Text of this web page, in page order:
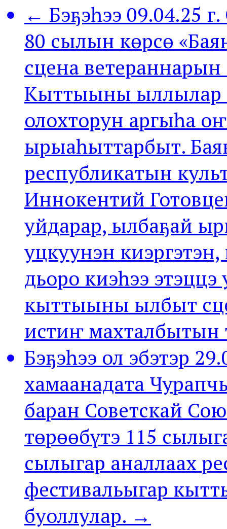
← Бэҕэһээ 09.04.25
80 сылын көрсө
сцена ветераннарын
Кыттыыны ыллылар
олохторун аргыһа
ырыаһыттарбыт.
республикатын
Иннокентий
уйдарар, ылбаҕай
уцкуунэн
дьоро киэһээ
кыттыыны ылбыт
истиҥ махталбытын
Бэҕэһээ ол эбэтэр
хамаанадата
баран Советскай
төрөөбүтэ 115
сылыгар аналлаах
фестивальыгар
буоллулар. →